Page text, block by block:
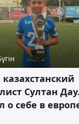
Султан
о себе в